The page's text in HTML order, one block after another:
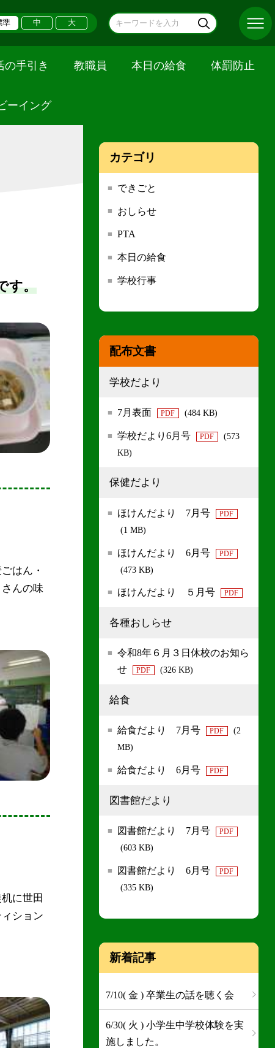
準 中 大
の手引き 教職員 本日の給食 体罰防止
ーイング
す。
はん・
んの味
に世田
ション
カテゴリ
できごと
おしらせ
PTA
本日の給食
学校行事
配布文書
学校だより
7月表面 PDF (484 KB)
学校だより6月号 PDF
(573
KB)
保健だより
ほけんだより 7月号 PDF
(1 MB)
ほけんだより 6月号 PDF
(473 KB)
ほけんだより ５月号 PDF
各種おしらせ
令和8年６月３日休校のお知ら
せ
PDF (326 KB)
給食
給食だより 7月号 PDF
(2
MB)
給食だより 6月号 PDF
図書館だより
図書館だより 7月号 PDF
(603 KB)
図書館だより 6月号 PDF
(335 KB)
新着記事
7/10( 金 ) 卒業生の話を聴く会
6/30( 火 ) 小学生中学校体験を実
施しました。